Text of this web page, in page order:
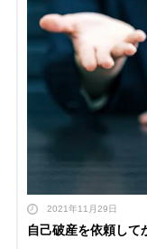
2021年11月29日
自己破産を依頼して